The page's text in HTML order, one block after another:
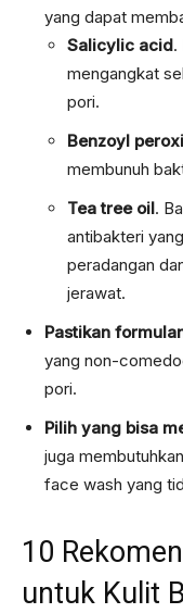
yang dapat
Salicylic acid.
mengangkat
pori.
Benzoyl
membunuh
Tea tree oil.
antibakteri
peradangan
jerawat.
Pastikan
yang non-
pori.
Pilih yang bisa
juga
face wash yang
10
untuk Kulit